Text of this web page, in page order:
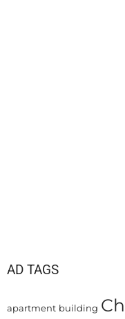
AD TAGS
apartment building